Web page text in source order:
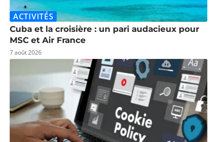
ACTIVITÉS
Cuba et la croisière : un pari audacieux pour
MSC et Air France
7 août 2026